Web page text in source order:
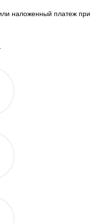
наложенный платеж при